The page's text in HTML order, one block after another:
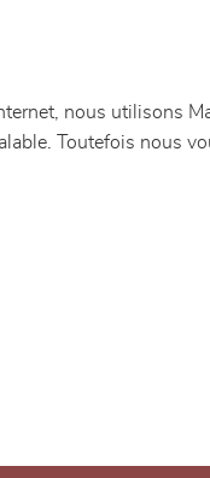
nous utilisons
Toutefois nous